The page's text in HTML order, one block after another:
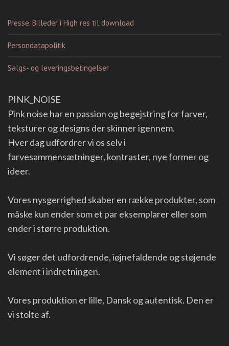
Presse. Billeder i High res til download
Persondatapolitik
Salgs- og leveringsbetingelser
PINK_NOISE
Pink noise har en passion og begejstring for farver,
teksturer og designs der skinner igennem.
Hver dag udfordrer vi os selv i
farvesammensætninger, kontraster, nye former og
ideer.
Vores nysgerrighed skaber en række produkter, som
måske kun ender som et par eksemplarer eller som
ender i større produktion.
Vi søger det udfordrende, iøjnefaldende og støjende
element i indretningen.
Vores produktion er lille, Dansk og autentisk. Den er
vi stolte af.